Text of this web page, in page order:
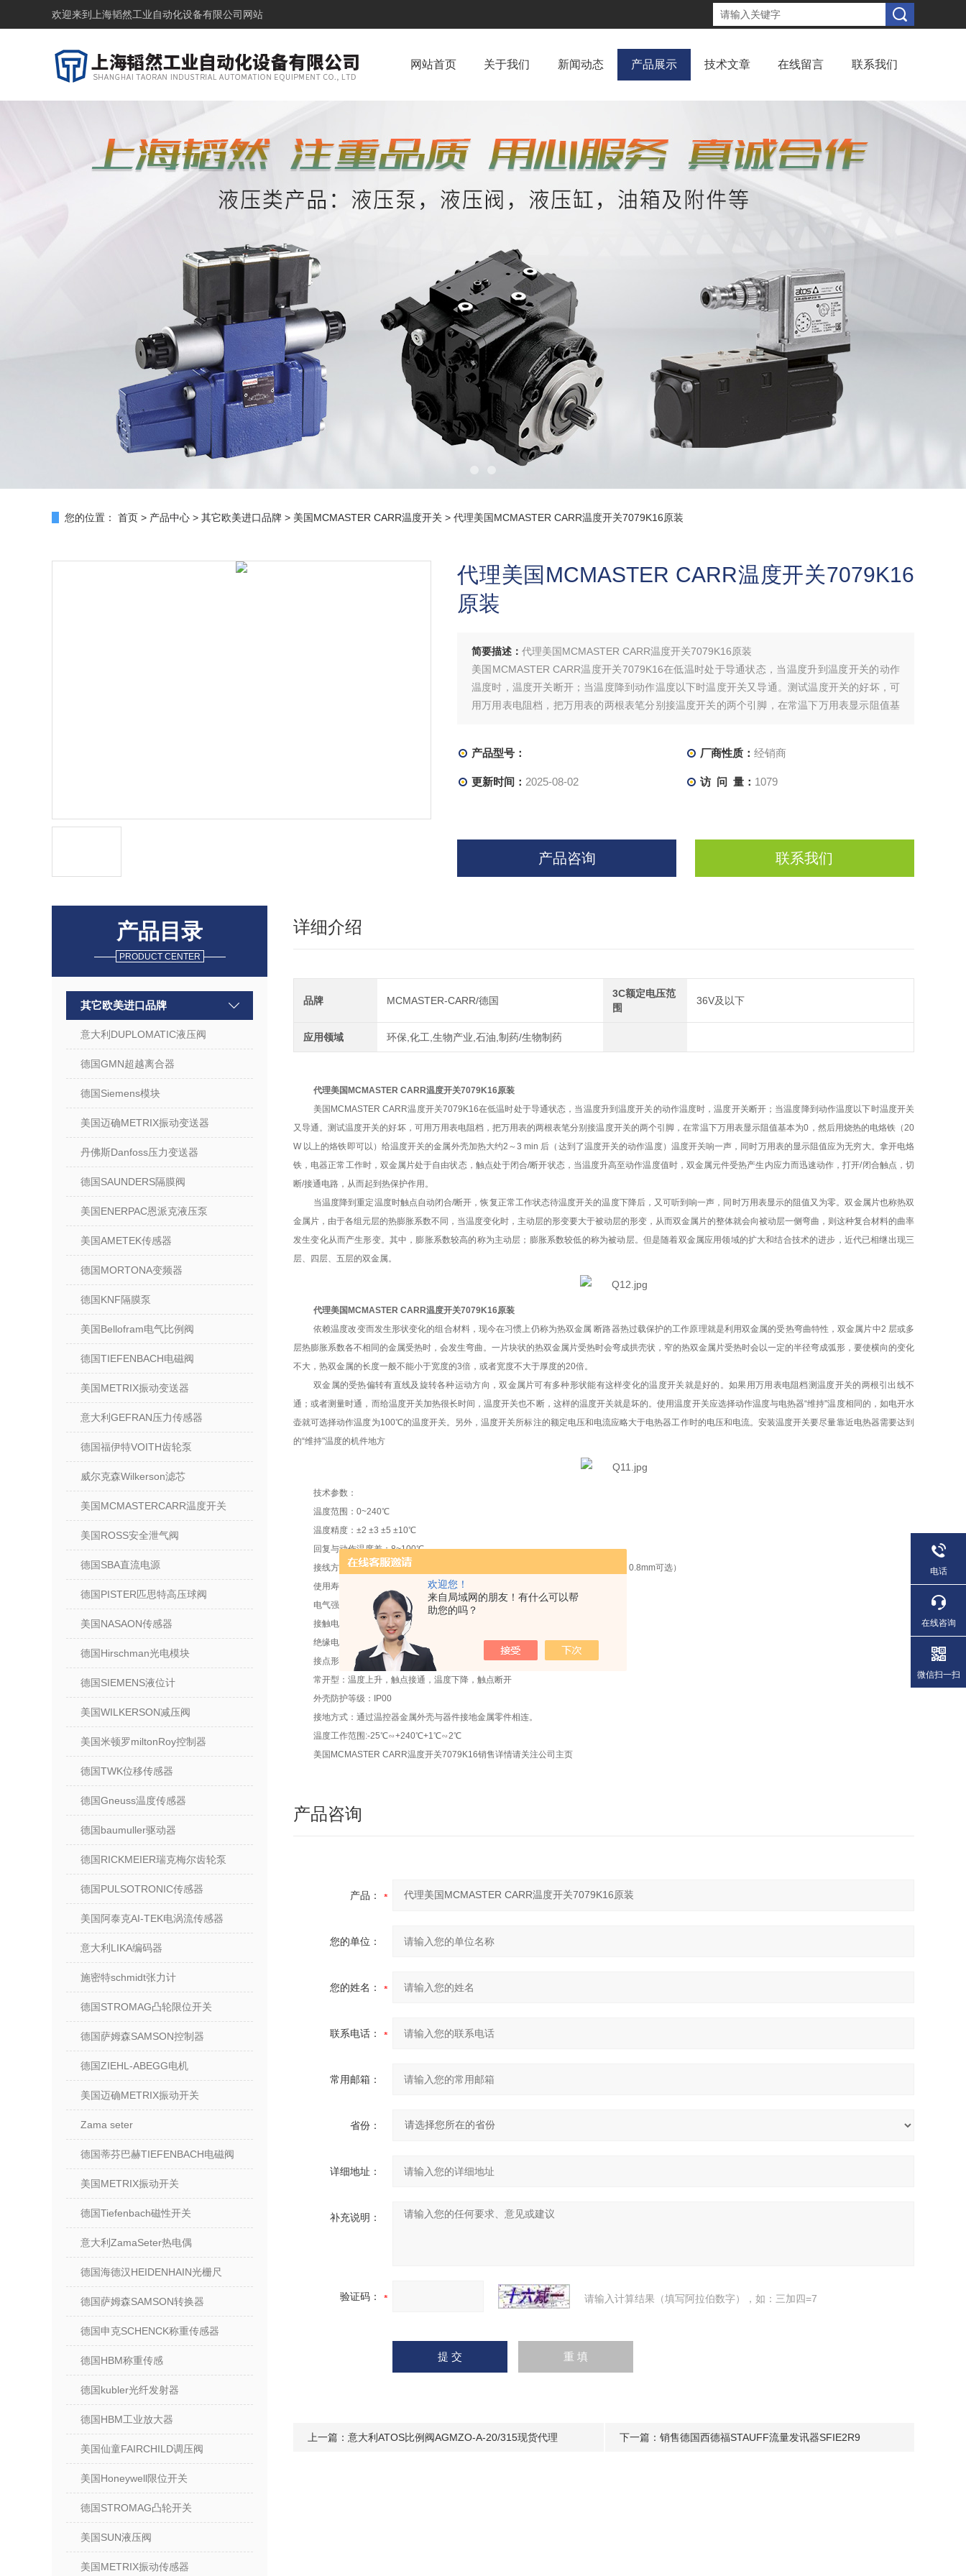
欢迎您！
来自局域网的朋友！有什么可以帮
助您的吗？
欢迎来到 上海韬然工业自动化设备有限公司网站
网站首页 关于我们 新闻动态 产品展示 技术文章 在线留言 联系我们
您的位置： 首页 > 产品中心 > 其它欧美进口品牌 > 美国MCMASTER CARR温度开关 > 代理美国MCMASTER CARR温度开关7079K16原装
代理美国MCMASTER CARR温度开关7079K16
原装
简要描述： 代理美国MCMASTER CARR温度开关7079K16原装
美国MCMASTER CARR温度开关7079K16在低温时处于导通状态，当温度升到温度开关的动作
温度时，温度开关断开；当温度降到动作温度以下时温度开关又导通。测试温度开关的好坏，可
用万用表电阻档，把万用表的两根表笔分别接温度开关的两个引脚，在常温下万用表显示阻值基
产品型号： 厂商性质： 经销商
更新时间： 2025-08-02 访 问 量： 1079
产品咨询 联系我们
产品目录
PRODUCT CENTER
其它欧美进口品牌
意大利DUPLOMATIC液压阀
德国GMN超越离合器
德国Siemens模块
美国迈确METRIX振动变送器
丹佛斯Danfoss压力变送器
德国SAUNDERS隔膜阀
美国ENERPAC恩派克液压泵
美国AMETEK传感器
德国MORTONA变频器
德国KNF隔膜泵
美国Bellofram电气比例阀
德国TIEFENBACH电磁阀
美国METRIX振动变送器
意大利GEFRAN压力传感器
德国福伊特VOITH齿轮泵
威尔克森Wilkerson滤芯
美国MCMASTERCARR温度开关
美国ROSS安全泄气阀
德国SBA直流电源
德国PISTER匹思特高压球阀
美国NASAON传感器
德国Hirschman光电模块
德国SIEMENS液位计
美国WILKERSON减压阀
美国米顿罗miltonRoy控制器
德国TWK位移传感器
德国Gneuss温度传感器
德国baumuller驱动器
德国RICKMEIER瑞克梅尔齿轮泵
德国PULSOTRONIC传感器
美国阿泰克AI-TEK电涡流传感器
意大利LIKA编码器
施密特schmidt张力计
德国STROMAG凸轮限位开关
德国萨姆森SAMSON控制器
德国ZIEHL-ABEGG电机
美国迈确METRIX振动开关
Zama seter
德国蒂芬巴赫TIEFENBACH电磁阀
美国METRIX振动开关
德国Tiefenbach磁性开关
意大利ZamaSeter热电偶
德国海德汉HEIDENHAIN光栅尺
德国萨姆森SAMSON转换器
德国申克SCHENCK称重传感器
德国HBM称重传感
德国kubler光纤发射器
德国HBM工业放大器
美国仙童FAIRCHILD调压阀
美国Honeywell限位开关
德国STROMAG凸轮开关
美国SUN液压阀
美国METRIX振动传感器
详细介绍
品牌 MCMASTER-CARR/德国
3C额定电压范
围
36V及以下
应用领域 环保,化工,生物产业,石油,制药/生物制药
代理美国MCMASTER CARR温度开关7079K16原装
美国MCMASTER CARR温度开关7079K16在低温时处于导通状态，当温度升到温度开关的动作温度时，温度开关断开；当温度降到动作温度以下时温度开关
又导通。测试温度开关的好坏，可用万用表电阻档，把万用表的两根表笔分别接温度开关的两个引脚，在常温下万用表显示阻值基本为0，然后用烧热的电烙铁（20
W 以上的烙铁即可以）给温度开关的金属外壳加热大约2～3 min 后（达到了温度开关的动作温度）温度开关响一声，同时万用表的显示阻值应为无穷大。拿开电烙
铁，电器正常工作时，双金属片处于自由状态，触点处于闭合/断开状态，当温度升高至动作温度值时，双金属元件受热产生内应力而迅速动作，打开/闭合触点，切
断/接通电路，从而起到热保护作用。
当温度降到重定温度时触点自动闭合/断开，恢复正常工作状态待温度开关的温度下降后，又可听到响一声，同时万用表显示的阻值又为零。双金属片也称热双
金属片，由于各组元层的热膨胀系数不同，当温度变化时，主动层的形变要大于被动层的形变，从而双金属片的整体就会向被动层一侧弯曲，则这种复合材料的曲率
发生变化从而产生形变。其中，膨胀系数较高的称为主动层；膨胀系数较低的称为被动层。但是随着双金属应用领域的扩大和结合技术的进步，近代已相继出现三
层、四层、五层的双金属。
代理美国MCMASTER CARR温度开关7079K16原装
依赖温度改变而发生形状变化的组合材料，现今在习惯上仍称为热双金属 断路器热过载保护的工作原理就是利用双金属的受热弯曲特性，双金属片中2 层或多
层热膨胀系数各不相同的金属受热时，会发生弯曲。一片块状的热双金属片受热时会弯成拱壳状，窄的热双金属片受热时会以一定的半径弯成弧形，要使横向的变化
不大，热双金属的长度一般不能小于宽度的3倍，或者宽度不大于厚度的20倍。
双金属的受热偏转有直线及旋转各种运动方向，双金属片可有多种形状能有这样变化的温度开关就是好的。如果用万用表电阻档测温度开关的两根引出线不
通；或者测量时通，而给温度开关加热很长时间，温度开关也不断，这样的温度开关就是坏的。使用温度开关应选择动作温度与电热器“维持"温度相同的，如电开水
壶就可选择动作温度为100℃的温度开关。另外，温度开关所标注的额定电压和电流应略大于电热器工作时的电压和电流。安装温度开关要尽量靠近电热器需要达到
的“维持"温度的机件地方
技术参数：
温度范围：0~240℃
温度精度：±2 ±3 ±5 ±10℃
回复与动作温度差：8~100℃
接线方式：插端子250#（弯0~90°可选）；插端子187#（弯0~90°可选，厚度0.5、0.8mm可选）
使用寿命：≥ 100000次
电气强度：AC 50Hz 1800V历时1min
接触电阻：≤50mΩ
绝缘电阻：≤100MΩ
接点形式：常闭型：温度上升，触点断开，温度下降，触点接通；
常开型：温度上升，触点接通，温度下降，触点断开
外壳防护等级：IP00
接地方式：通过温控器金属外壳与器件接地金属零件相连。
温度工作范围:-25℃∽+240℃+1℃∽2℃
美国MCMASTER CARR温度开关7079K16销售详情请关注公司主页
产品咨询
产品：
您的单位：
您的姓名：
联系电话：
常用邮箱：
省份：
详细地址：
补充说明：
验证码： 请输入计算结果（填写阿拉伯数字），如：三加四=7
上一篇： 意大利ATOS比例阀AGMZO-A-20/315现货代理 下一篇： 销售德国西德福STAUFF流量发讯器SFIE2R9
电话
在线咨询
微信扫一扫